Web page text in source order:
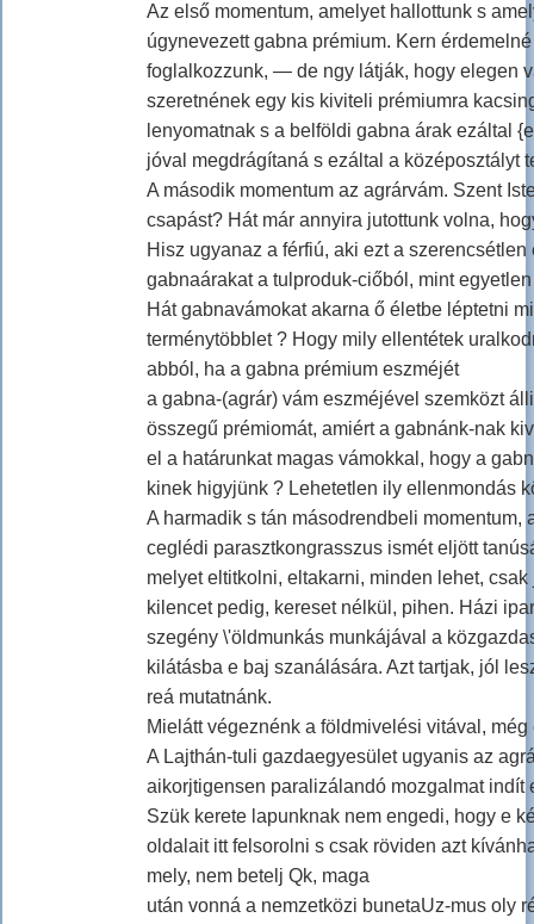
Az első momentum, amelyet hallottunk s
úgynevezett gabna prémium. Kern
foglalkozzunk, — de ngy látják, hogy elegen
szeretnének egy kis kiviteli prémiumra
lenyomatnak s a belföldi gabna árak ezáltal
jóval megdrágítaná s ezáltal a középosztályt
A második momentum az agrárvám. Szent
csapást? Hát már annyira jutottunk volna,
Hisz ugyanaz a férfiú, aki ezt a
gabnaárakat a tulproduk-ciőból, mint
Hát gabnavámokat akarna ő életbe léptetni
terménytöbblet ? Hogy mily ellentétek
abból, ha a gabna prémium eszméjét
a gabna-(agrár) vám eszméjével szemközt
összegű prémiomát, amiért a gabnánk-nak
el a határunkat magas vámokkal, hogy a
kinek higyjünk ? Lehetetlen ily ellenmondás
A harmadik s tán másodrendbeli momentum,
ceglédi parasztkongrasszus ismét eljött
melyet eltitkolni, eltakarni, minden lehet,
kilencet pedig, kereset nélkül, pihen. Házi
szegény \'öldmunkás munkájával a
kilátásba e baj szanálására. Azt tartjak, jól
reá mutatnánk.
Mielátt végeznénk a földmivelési vitával,
A Lajthán-tuli gazdaegyesület ugyanis az
aikorjtigensen paralizálandó mozgalmat
Szük kerete lapunknak nem engedi, hogy e
oldalait itt felsorolni s csak röviden azt
mely, nem betelj Qk, maga
után vonná a nemzetközi bunetaUz-mus oly